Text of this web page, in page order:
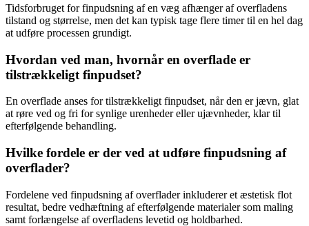
Tidsforbruget for finpudsning af en væg afhænger af overfladens
tilstand og størrelse, men det kan typisk tage flere timer til en hel dag
at udføre processen grundigt.
Hvordan ved man, hvornår en overflade er
tilstrækkeligt finpudset?
En overflade anses for tilstrækkeligt finpudset, når den er jævn, glat
at røre ved og fri for synlige urenheder eller ujævnheder, klar til
efterfølgende behandling.
Hvilke fordele er der ved at udføre finpudsning af
overflader?
Fordelene ved finpudsning af overflader inkluderer et æstetisk flot
resultat, bedre vedhæftning af efterfølgende materialer som maling
samt forlængelse af overfladens levetid og holdbarhed.